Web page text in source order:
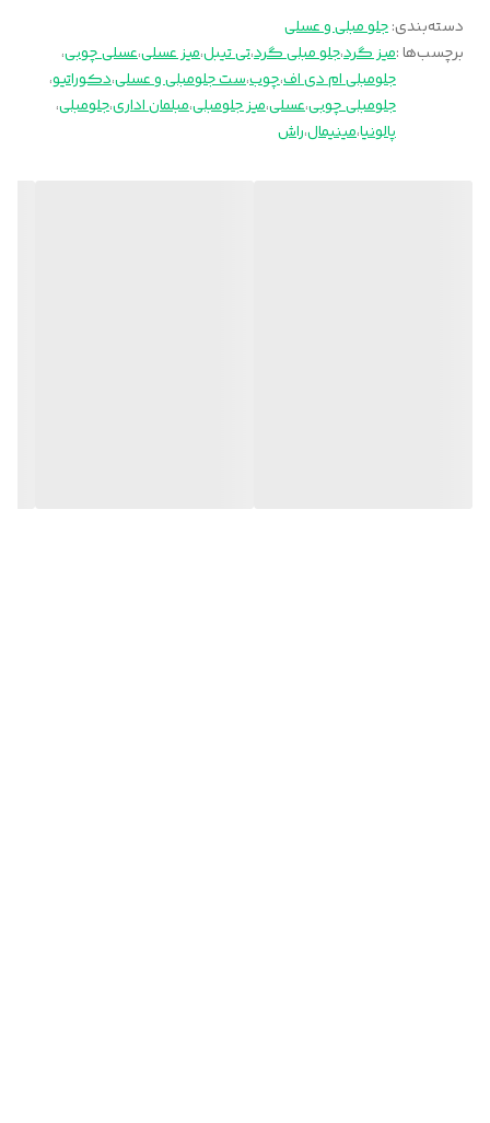
دسته‌بندی:جلو مبلی و عسلی
برچسب‌ها :میز گرد،جلو مبلی گرد،تی تیبل،میز عسلی،عسلی چوبی،
جلومبلی ام دی اف،چوب،ست جلومبلی و عسلی،دکوراتیو،
جلومبلی چوبی،عسلی،میز جلومبلی،مبلمان اداری،جلومبلی،
پالونیا،مینیمال،راش